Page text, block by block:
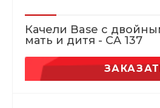
Качели Base с
мать и дитя - CA 137